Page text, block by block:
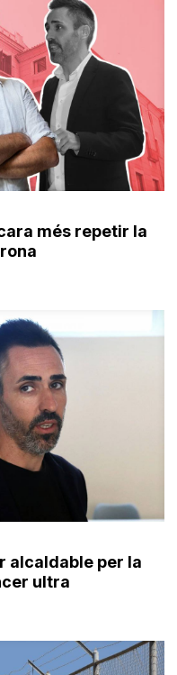
més repetir la
alcaldable per la
ultra